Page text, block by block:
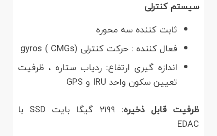
سیستم کنترلی
ثابت کننده سه محوره
فعال کننده : حرکت کنترلی gyros ( CMGs)
اندازه گیری ارتفاع: ردیاب ستاره ، ظرفیت
تعیین سکون واحد IRU و GPS
ظرفیت قابل ذخیره
: ۲۱۹۹ گیگا بایت SSD با
EDAC